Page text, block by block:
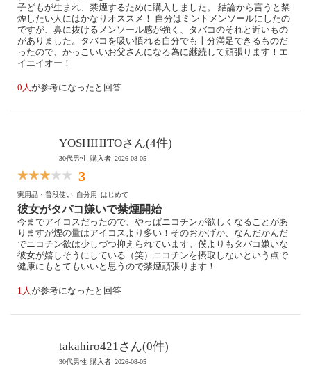
子どもが生まれ、禁煙するために購入しました。 結論から言うと禁
煙したい人にはかなりオススメ！ 自分はミントメンソールにしたの
ですが、鼻に抜けるメンソール感が強く、タバコのそれと近いもの
がありました。タバコを吸い慣れる自分でも十分満足できるものだ
ったので、かっこいいお父さんになる為に継続して頑張ります！エ
イエイオー！
0人 が参考になったと回答
YOSHIHITOさん(4件)
30代男性 購入者 2026-08-05
3
実用品・普段使い 自分用 はじめて
彼女がタバコ嫌いで禁煙開始
今までアイコスだったので、やっぱニコチンが欲しくなることがあ
りますが煙の量はアイコスより多い！そのおかげか、なんだかんだ
でニコチン欲は少しづつ抑えられています。僕よりもタバコ嫌いな
彼女が嬉しそうにしている（笑）ニコチンを摂取しないという点で
健康にもとてもいいと思うので禁煙頑張ります！
1人 が参考になったと回答
takahiro421さん(0件)
30代男性 購入者 2026-08-05